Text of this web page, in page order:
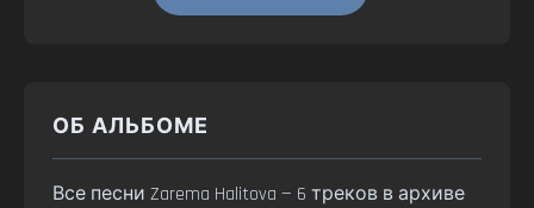
ОБ АЛЬБОМЕ
Все песни Zarema Halitova — 6 треков в архиве